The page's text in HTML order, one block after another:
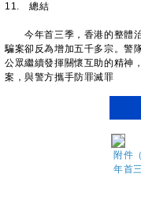
11. 總結
今年首三季，香港的整體治
騙案卻反為增加五千多宗。警
公眾繼續發揮關懷互助的精神
案，與警方攜手防罪滅罪
附件
年首